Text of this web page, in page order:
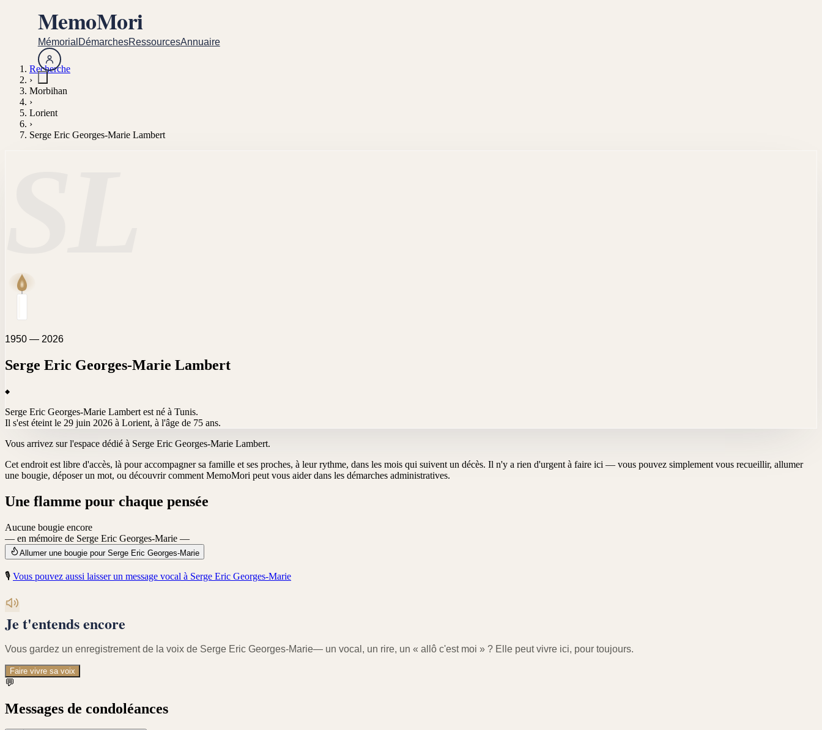
MemoMori
Mémorial DémarchesRessourcesAnnuaire
Recherche
›
Morbihan
›
Lorient
›
Serge Eric Georges-Marie Lambert
1950 — 2026
Serge Eric Georges-Marie Lambert
Serge Eric Georges-Marie Lambert est né à Tunis.
Il s'est éteint le 29 juin 2026 à Lorient, à l'âge de 75 ans.
Vous arrivez sur l'espace dédié à Serge Eric Georges-Marie Lambert.
Cet endroit est libre d'accès, là pour accompagner sa famille et ses proches, à leur rythme, dans les mois qui suivent un décès. Il n'y a rien d'urgent à faire ici — vous pouvez simplement vous recueillir, allumer
une bougie, déposer un mot, ou découvrir comment MemoMori peut vous aider dans les démarches administratives.
Une flamme pour chaque pensée
Aucune bougie encore
— en mémoire de Serge Eric Georges-Marie —
Allumer une bougie pour Serge Eric Georges-Marie
🎙️ Vous pouvez aussi laisser un message vocal à Serge Eric Georges-Marie
Je t'entends encore
Vous gardez un enregistrement de la voix de Serge Eric Georges-Marie— un vocal, un rire, un « allô c'est moi » ? Elle peut vivre ici, pour toujours.
Faire vivre sa voix
💬
Messages de condoléances